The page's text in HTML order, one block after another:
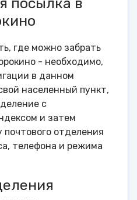
где можно забрать
- необходимо,
в данном
населенный пункт,
с
и затем
отделения
телефона и режима